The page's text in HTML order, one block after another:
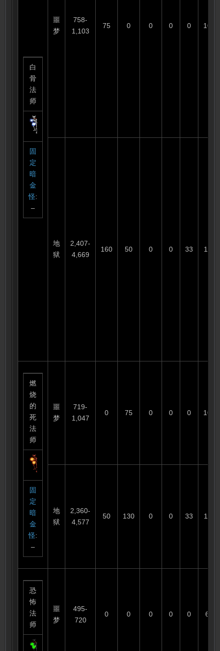
白
骨
法
师
固
定
暗
金
怪:
–
噩
梦
758-
1,103
75 0 0 0 0 100
地
狱
2,407-
4,669
160 50 0 0 33 110
燃
烧
的
死
法
师
固
定
暗
金
怪:
–
噩
梦
719-
1,047
0 75 0 0 0 100
地
狱
2,360-
4,577
50 130 0 0 33 110
恐
怖
法
师
噩
梦
495-
720
0 0 0 0 0 60